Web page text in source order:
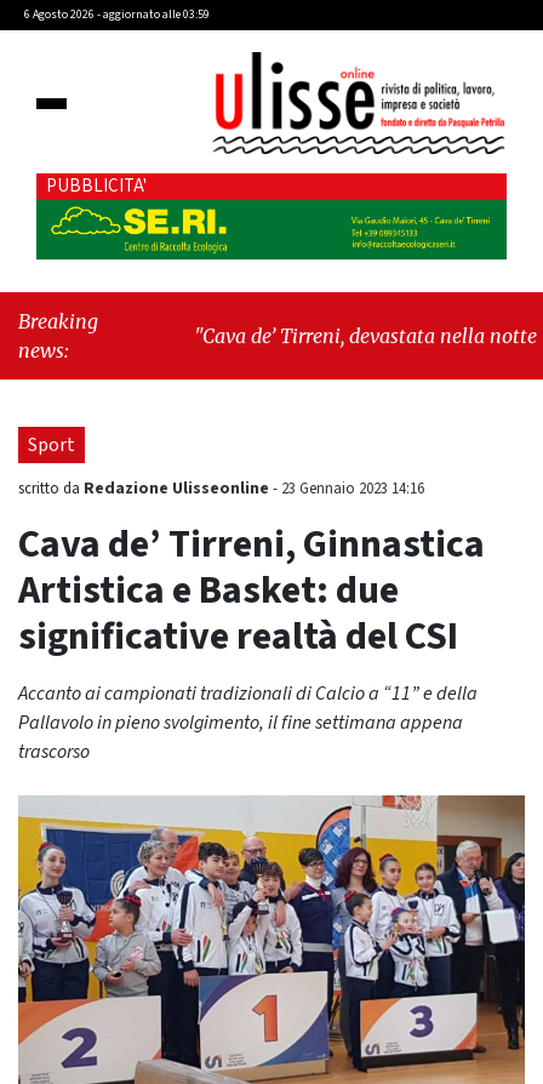
6 Agosto 2026 - aggiornato alle 03:59
PUBBLICITA'
Breaking
news:
"Cava de’ Tirreni, devastata nella notte la
Sport
scritto da Redazione Ulisseonline - 23 Gennaio 2023 14:16
Cava de’ Tirreni, Ginnastica
Artistica e Basket: due
significative realtà del CSI
Accanto ai campionati tradizionali di Calcio a “11” e della
Pallavolo in pieno svolgimento, il fine settimana appena
trascorso